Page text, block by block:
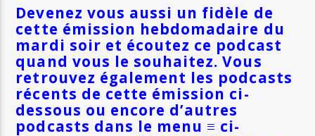
Devenez vous aussi un fidèle de
cette émission hebdomadaire du
mardi soir et écoutez ce podcast
quand vous le souhaitez. Vous
retrouvez également les podcasts
récents de cette émission ci-
dessous ou encore d’autres
podcasts dans le menu ≡ ci-